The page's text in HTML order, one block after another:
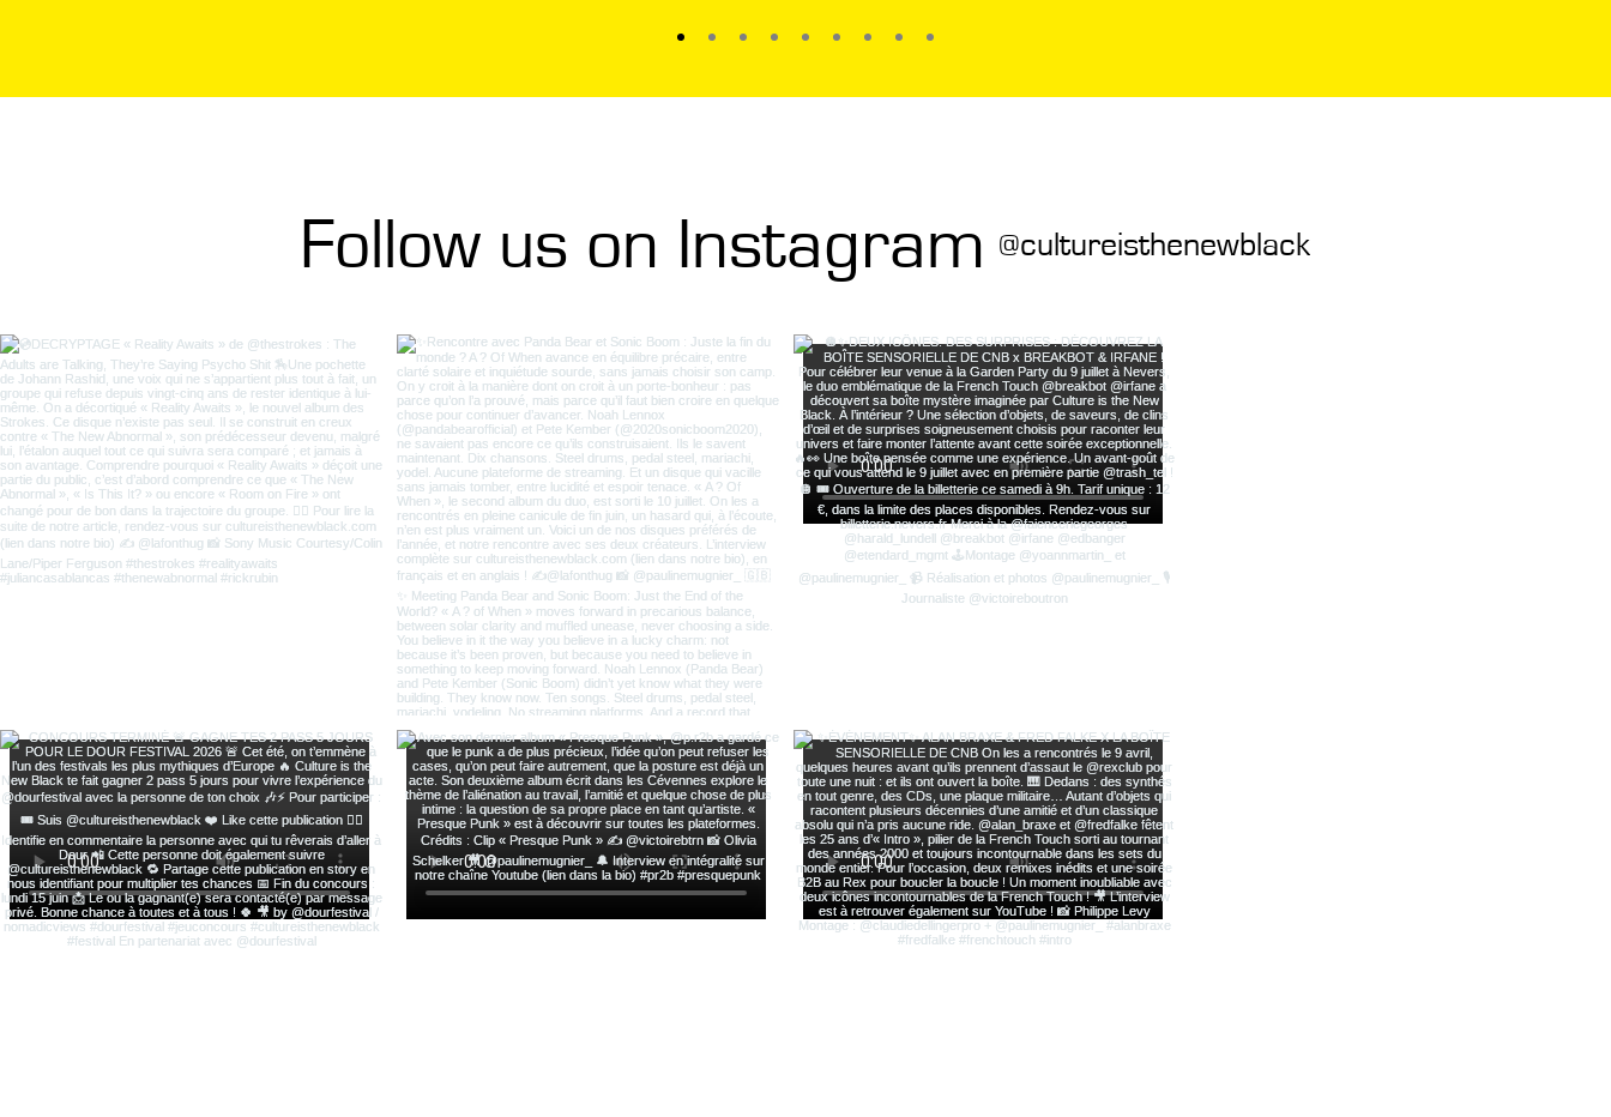
Follow us on Instagram @cultureisthenewblack